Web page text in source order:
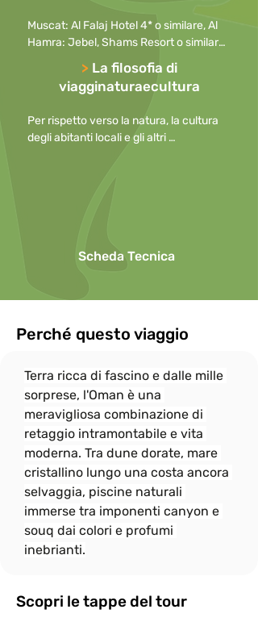
Muscat: Al Falaj Hotel 4* o similare, Al
Hamra: Jebel, Shams Resort o similare
, Nizwa: Aldar Inn o similare,  Campo nel
deserto: Sama Al Wasil Desert Camp o
similare, Riserva delle tartarughe: Ras
> La filosofia di
viagginaturaecultura
Per rispetto verso la natura, la cultura
degli abitanti locali e gli altri
Per questioni di sicurezza l’uso di
"lente" e per questo
necessario, per attendere eventuali
"ritardatari"; ciò non
esenta però i più “pigri” a fare del loro
meglio per non distaccarsi troppo dal
gruppo e rallentare
eccessivamente le attività.
Scheda Tecnica
Perché questo viaggio
Terra ricca di fascino e dalle mille
sorprese, l'Oman è una
meravigliosa combinazione di
retaggio intramontabile e vita
moderna. Tra dune dorate, mare
cristallino lungo una costa ancora
selvaggia, piscine naturali
immerse tra imponenti canyon e
souq dai colori e profumi
inebrianti.
Scopri le tappe del tour